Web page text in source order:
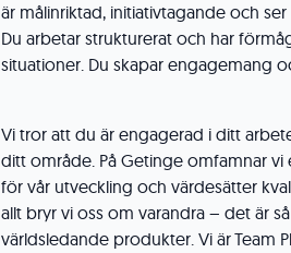
är målinriktad, initiativtagande och
Du arbetar strukturerat och har
situationer. Du skapar engagemang
Vi tror att du är engagerad i ditt
ditt område. På Getinge omfamnar vi
för vår utveckling och värdesätter
allt bryr vi oss om varandra – det är
världsledande produkter. Vi är Team